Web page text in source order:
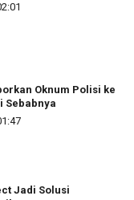
Oknum Polisi ke
Sebabnya
Jadi Solusi